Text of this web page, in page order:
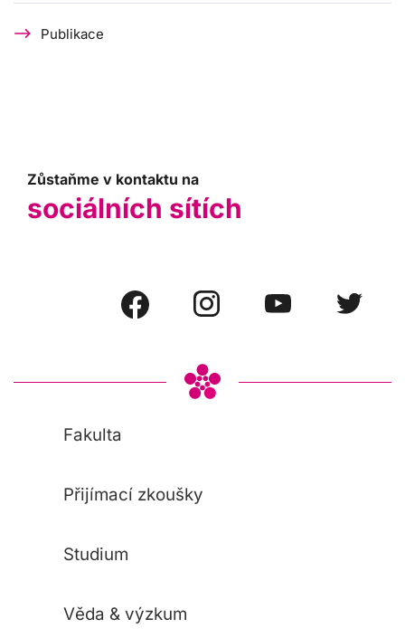
Publikace
Zůstaňme v kontaktu na
sociálních sítích
Fakulta
Přijímací zkoušky
Studium
Věda & výzkum